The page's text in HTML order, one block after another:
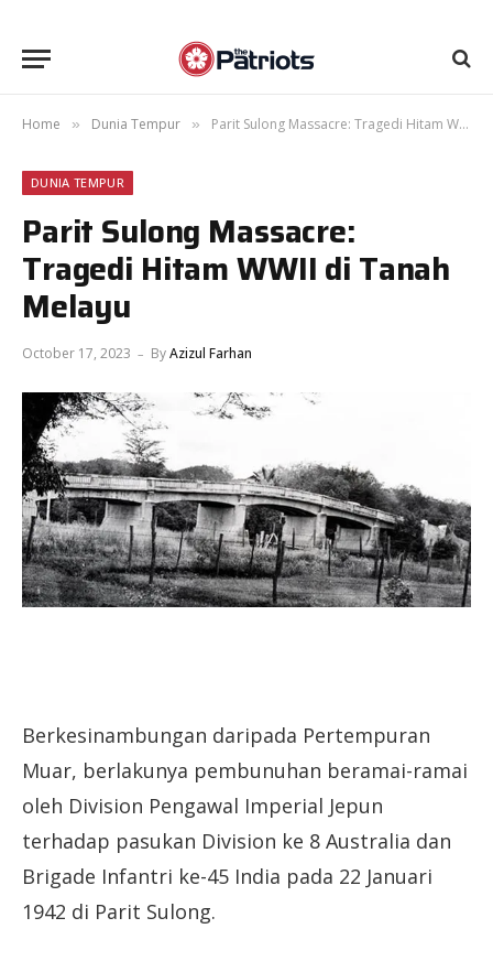
Home » Dunia Tempur » Parit Sulong Massacre: Tragedi Hitam WWII di Tanah Melayu
DUNIA TEMPUR
Parit Sulong Massacre:
Tragedi Hitam WWII di Tanah
Melayu
October 17, 2023 ByAzizul Farhan
Berkesinambungan daripada Pertempuran
Muar, berlakunya pembunuhan beramai-ramai
oleh Division Pengawal Imperial Jepun
terhadap pasukan Division ke 8 Australia dan
Brigade Infantri ke-45 India pada 22 Januari
1942 di Parit Sulong.